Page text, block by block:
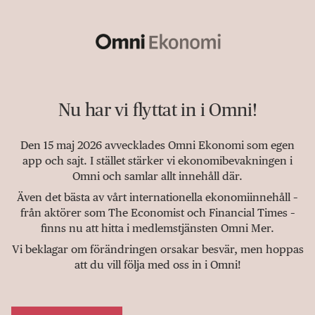
Nu har vi flyttat in i Omni!
Den 15 maj 2026 avvecklades Omni Ekonomi som egen
app och sajt. I stället stärker vi ekonomibevakningen i
Omni och samlar allt innehåll där.
Även det bästa av vårt internationella ekonomiinnehåll –
från aktörer som The Economist och Financial Times –
finns nu att hitta i medlemstjänsten Omni Mer.
Vi beklagar om förändringen orsakar besvär, men hoppas
att du vill följa med oss in i Omni!